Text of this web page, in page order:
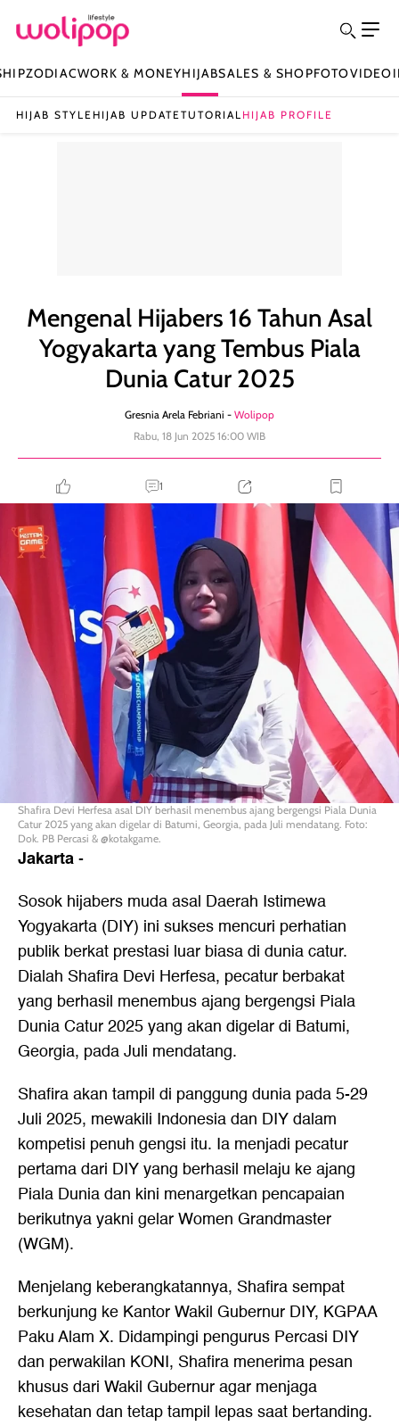
ZODIACWORK & MONEYHIJABSALES & SHOPFOTOVIDEO
HIJAB STYLE HIJAB UPDATETUTORIAL HIJAB PROFILE
Mengenal Hijabers 16 Tahun Asal
Yogyakarta yang Tembus Piala
Dunia Catur 2025
Gresnia Arela Febriani - Wolipop
Rabu, 18 Jun 2025 16:00 WIB
1
Shafira Devi Herfesa asal DIY berhasil menembus ajang bergengsi Piala Dunia
Catur 2025 yang akan digelar di Batumi, Georgia, pada Juli mendatang. Foto:
Dok. PB Percasi & @kotakgame.
Jakarta-
Sosok hijabers muda asal Daerah Istimewa
Yogyakarta (DIY) ini sukses mencuri perhatian
publik berkat prestasi luar biasa di dunia catur.
Dialah Shafira Devi Herfesa, pecatur berbakat
yang berhasil menembus ajang bergengsi Piala
Dunia Catur 2025 yang akan digelar di Batumi,
Georgia, pada Juli mendatang.
Shafira akan tampil di panggung dunia pada 5-29
Juli 2025, mewakili Indonesia dan DIY dalam
kompetisi penuh gengsi itu. Ia menjadi pecatur
pertama dari DIY yang berhasil melaju ke ajang
Piala Dunia dan kini menargetkan pencapaian
berikutnya yakni gelar Women Grandmaster
(WGM).
Menjelang keberangkatannya, Shafira sempat
berkunjung ke Kantor Wakil Gubernur DIY, KGPAA
Paku Alam X. Didampingi pengurus Percasi DIY
dan perwakilan KONI, Shafira menerima pesan
khusus dari Wakil Gubernur agar menjaga
kesehatan dan tetap tampil lepas saat bertanding.